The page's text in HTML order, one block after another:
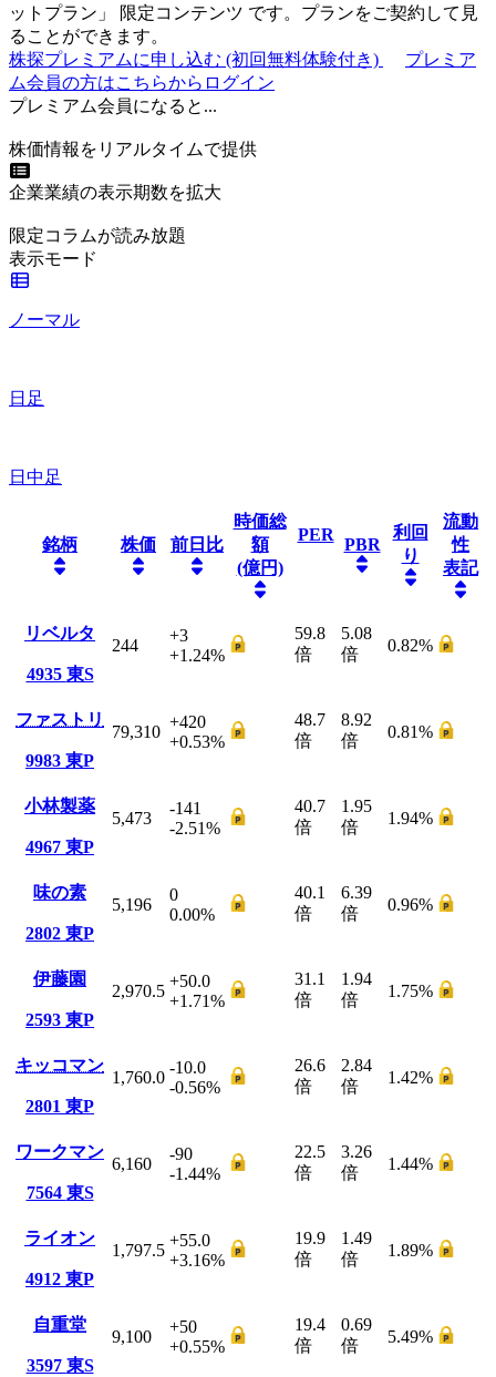
ットプラン 」 限定コンテンツ です。プランをご契約して見
ることができます。
株探プレミアムに申し込む (初回無料体験付き)
プレミア
ム会員の方はこちらからログイン
プレミアム会員になると...
株価情報をリアルタイムで提供
企業業績の表示期数を拡大
限定コラムが読み放題
表示モード
ノーマル
日足
日中足
銘柄 株価 前日比
時価総
額
(億円)
PER
PBR
利回
り
流動
性
表記
リベルタ
4935 東S
244
+3
+1.24%
59.8
倍
5.08
倍
0.82%
ファストリ
9983 東P
79,310
+420
+0.53%
48.7
倍
8.92
倍
0.81%
小林製薬
4967 東P
5,473
-141
-2.51%
40.7
倍
1.95
倍
1.94%
味の素
2802 東P
5,196
0
0.00%
40.1
倍
6.39
倍
0.96%
伊藤園
2593 東P
2,970.5
+50.0
+1.71%
31.1
倍
1.94
倍
1.75%
キッコマン
2801 東P
1,760.0
-10.0
-0.56%
26.6
倍
2.84
倍
1.42%
ワークマン
7564 東S
6,160
-90
-1.44%
22.5
倍
3.26
倍
1.44%
ライオン
4912 東P
1,797.5
+55.0
+3.16%
19.9
倍
1.49
倍
1.89%
自重堂
3597 東S
9,100
+50
+0.55%
19.4
倍
0.69
倍
5.49%